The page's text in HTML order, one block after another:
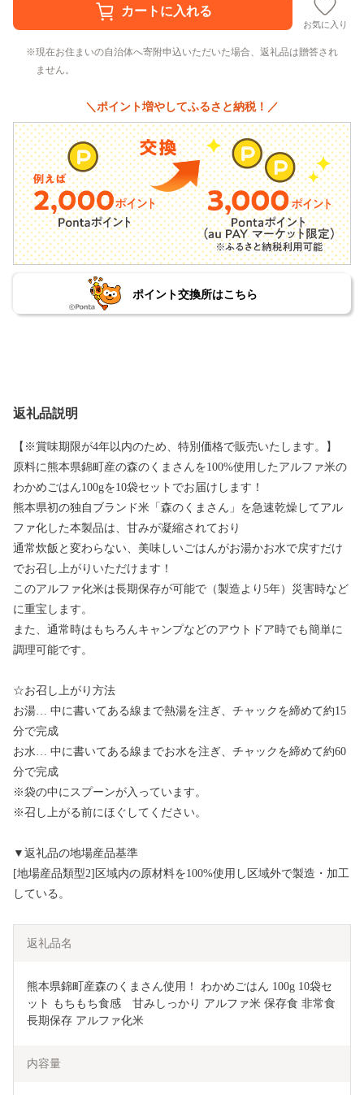
お気に入り
現在お住まいの自治体へ寄附申込いただいた場合、返礼品は贈答され
ません。
＼ポイント増やしてふるさと納税！／
ポイント交換所はこちら
返礼品説明
【※賞味期限が4年以内のため、特別価格で販売いたします。】
原料に熊本県錦町産の森のくまさんを100%使用したアルファ米の
わかめごはん100gを10袋セットでお届けします！
熊本県初の独自ブランド米「森のくまさん」を急速乾燥してアル
ファ化した本製品は、甘みが凝縮されており
通常炊飯と変わらない、美味しいごはんがお湯かお水で戻すだけ
でお召し上がりいただけます！
このアルファ化米は長期保存が可能で（製造より5年）災害時など
に重宝します。
また、通常時はもちろんキャンプなどのアウトドア時でも簡単に
調理可能です。
☆お召し上がり方法
お湯… 中に書いてある線まで熱湯を注ぎ、チャックを締めて約15
分で完成
お水… 中に書いてある線までお水を注ぎ、チャックを締めて約60
分で完成
※袋の中にスプーンが入っています。
※召し上がる前にほぐしてください。
▼返礼品の地場産品基準
[地場産品類型2]区域内の原材料を100%使用し区域外で製造・加工
している。
返礼品名
熊本県錦町産森のくまさん使用！ わかめごはん 100g 10袋セ
ット もちもち食感　甘みしっかり アルファ米 保存食 非常食
長期保存 アルファ化米
内容量